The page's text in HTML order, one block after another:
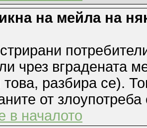
на мейла на
чрез вградената
това, разбира се).
от
в началото